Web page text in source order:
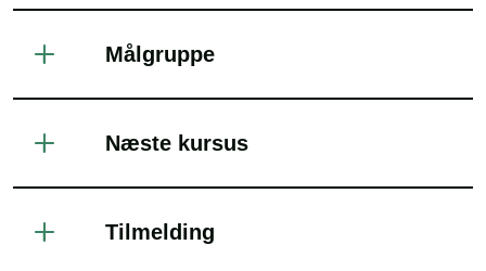
Målgruppe
Næste kursus
Tilmelding